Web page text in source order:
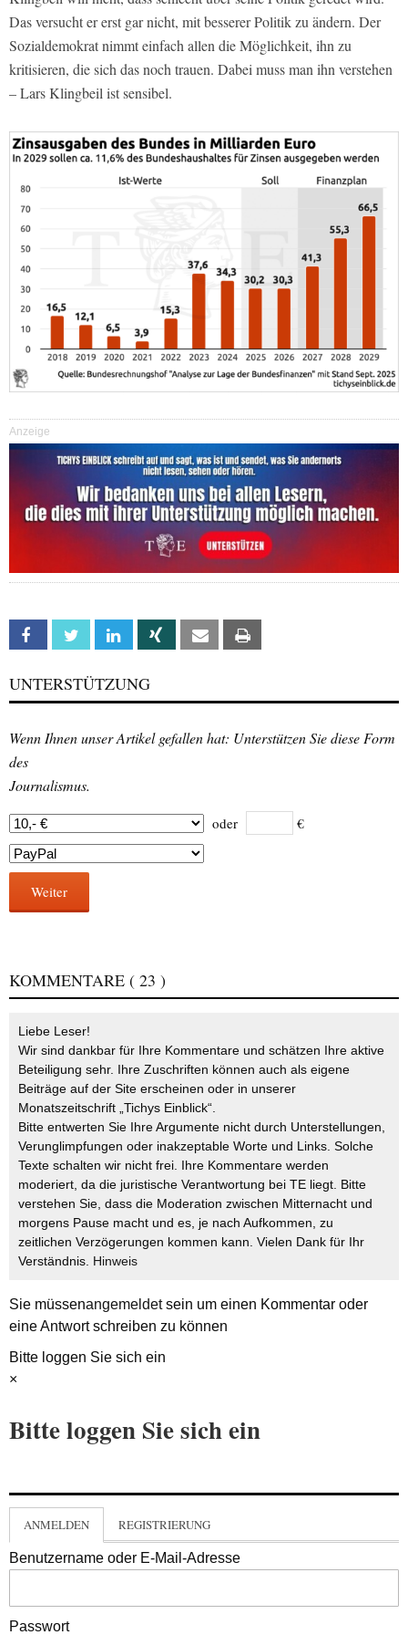
Das versucht er erst gar nicht, mit besserer Politik zu ändern. Der
Sozialdemokrat nimmt einfach allen die Möglichkeit, ihn zu
kritisieren, die sich das noch trauen. Dabei muss man ihn verstehen
– Lars Klingbeil ist sensibel.
Anzeige
Facebook Twitter Linkedin Xing Email
UNTERSTÜTZUNG
Wenn Ihnen unser Artikel gefallen hat: Unterstützen Sie diese Form
des
Journalismus.
oder €
Weiter
KOMMENTARE ( 23 )
Liebe Leser!
Wir sind dankbar für Ihre Kommentare und schätzen Ihre aktive
Beteiligung sehr. Ihre Zuschriften können auch als eigene
Beiträge auf der Site erscheinen oder in unserer
Monatszeitschrift „Tichys Einblick“.
Bitte entwerten Sie Ihre Argumente nicht durch Unterstellungen,
Verunglimpfungen oder inakzeptable Worte und Links. Solche
Texte schalten wir nicht frei. Ihre Kommentare werden
moderiert, da die juristische Verantwortung bei TE liegt. Bitte
verstehen Sie, dass die Moderation zwischen Mitternacht und
morgens Pause macht und es, je nach Aufkommen, zu
zeitlichen Verzögerungen kommen kann. Vielen Dank für Ihr
Verständnis. Hinweis
Sie müssenangemeldetsein um einen Kommentar oder
eine Antwort schreiben zu können
Bitte loggen Sie sich ein
×
Bitte loggen Sie sich ein
ANMELDEN REGISTRIERUNG
Benutzername oder E-Mail-Adresse
Passwort